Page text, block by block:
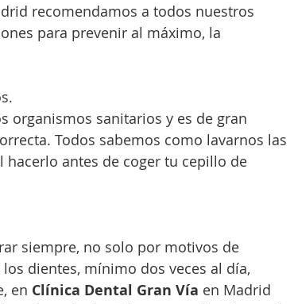
recomendamos a todos nuestros
para prevenir al máximo, la
organismos sanitarios y es de gran
Todos sabemos como lavarnos las
antes de coger tu cepillo de
siempre, no solo por motivos de
dientes, mínimo dos veces al día,
en Clínica Dental Gran Vía en Madrid